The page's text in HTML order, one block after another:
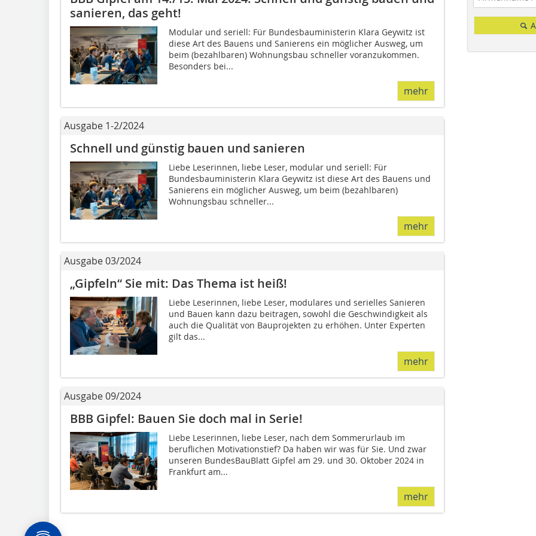
sanieren, das geht!
Modular und seriell: Für Bundesbauministerin Klara Geywitz ist
diese Art des Bauens und Sanierens ein möglicher Ausweg, um
beim (bezahlbaren) Wohnungsbau schneller voranzukommen.
Besonders bei...
mehr
Ausgabe 1-2/2024
Schnell und günstig bauen und sanieren
Liebe Leserinnen, liebe Leser, modular und seriell: Für
Bundesbauministerin Klara Geywitz ist diese Art des Bauens und
Sanierens ein möglicher Ausweg, um beim (bezahlbaren)
Wohnungsbau schneller...
mehr
Ausgabe 03/2024
„Gipfeln“ Sie mit: Das Thema ist heiß!
Liebe Leserinnen, liebe Leser, modulares und serielles Sanieren
und Bauen kann dazu beitragen, sowohl die Geschwindigkeit als
auch die Qualität von Bauprojekten zu erhöhen. Unter Experten
gilt das...
mehr
Ausgabe 09/2024
BBB Gipfel: Bauen Sie doch mal in Serie!
Liebe Leserinnen, liebe Leser, nach dem Sommerurlaub im
beruflichen Motivationstief? Da haben wir was für Sie. Und zwar
unseren BundesBauBlatt Gipfel am 29. und 30. Oktober 2024 in
Frankfurt am...
mehr